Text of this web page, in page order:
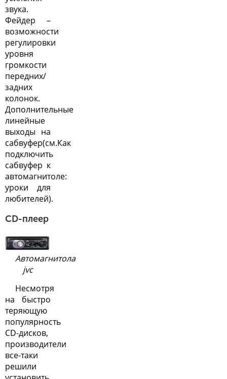
звука.
Фейдер –
возможности
регулировки
уровня
громкости
передних/
задних
колонок.
Дополнительные
линейные
выходы на
сабвуфер(см.Как
подключить
сабвуфер к
автомагнитоле:
уроки для
любителей).
CD-плеер
Автомагнитола
jvc
Несмотря
на быстро
теряющую
популярность
CD-дисков,
производители
все-таки
решили